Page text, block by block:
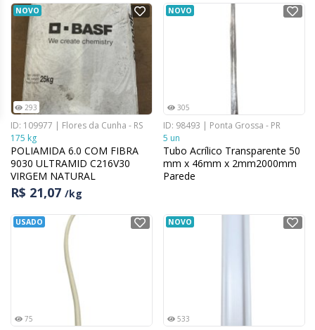
NOVO
293
ID: 109977 | Flores da Cunha - RS
175 kg
POLIAMIDA 6.0 COM FIBRA
9030 ULTRAMID C216V30
VIRGEM NATURAL
R$ 21,07 /kg
NOVO
305
ID: 98493 | Ponta Grossa - PR
5 un
Tubo Acrílico Transparente 50
mm x 46mm x 2mm2000mm
Parede
USADO
75
NOVO
533